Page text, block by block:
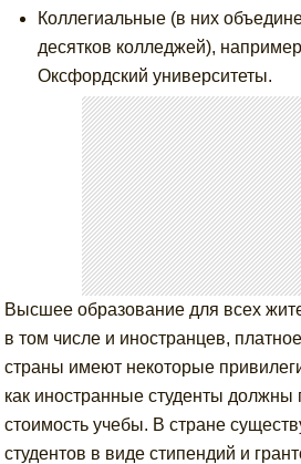
Коллегиальные (в них
десятков колледжей),
Оксфордский университеты.
Высшее образование для всех
в том числе и иностранцев,
страны имеют некоторые
как иностранные студенты должны
стоимость учебы. В стране
студентов в виде стипендий и